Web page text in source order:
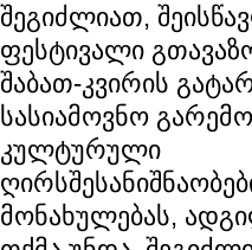
შეგიძლიათ,
ფესტივალი
შაბათ-კვირის
სასიამოვნო
კულტურული
მონახულებას,